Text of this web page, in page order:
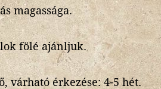
magassága.
fölé ajánljuk.
várható érkezése: 4-5 hét.